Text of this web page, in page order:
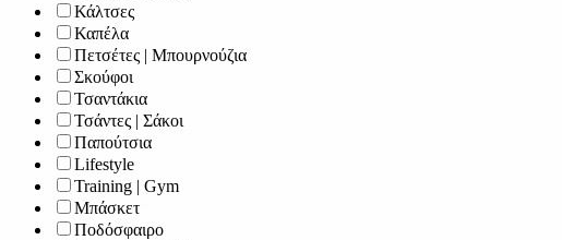
Κάλτσες
Καπέλα
Πετσέτες | Μπουρνούζια
Σκούφοι
Τσαντάκια
Τσάντες | Σάκοι
Παπούτσια
Lifestyle
Training | Gym
Μπάσκετ
Ποδόσφαιρο